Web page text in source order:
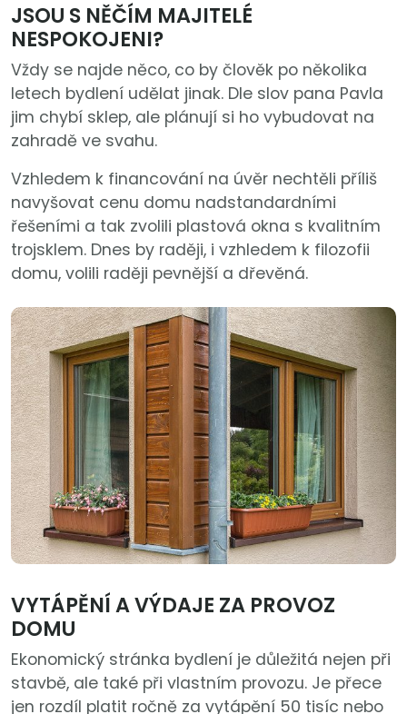
JSOU S NĚČÍM MAJITELÉ
NESPOKOJENI?
Vždy se najde něco, co by člověk po několika
letech bydlení udělat jinak. Dle slov pana Pavla
jim chybí sklep, ale plánují si ho vybudovat na
zahradě ve svahu.
Vzhledem k financování na úvěr nechtěli příliš
navyšovat cenu domu nadstandardními
řešeními a tak zvolili plastová okna s kvalitním
trojsklem. Dnes by raději, i vzhledem k filozofii
domu, volili raději pevnější a dřevěná.
VYTÁPĚNÍ A VÝDAJE ZA PROVOZ
DOMU
Ekonomický stránka bydlení je důležitá nejen při
stavbě, ale také při vlastním provozu. Je přece
jen rozdíl platit ročně za vytápění 50 tisíc nebo